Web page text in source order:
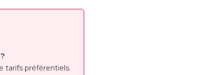
tarifs préférentiels.